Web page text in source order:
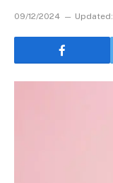
09/12/2024 Updated: